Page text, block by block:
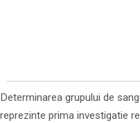
Determinarea grupului de
reprezinte prima investigatie